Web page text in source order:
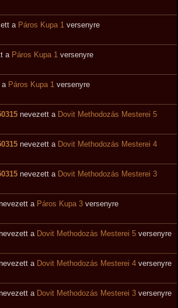
a Páros Kupa 1 versenyre
a Páros Kupa 1 versenyre
a Páros Kupa 1 versenyre
nevezett a Dovit Methodozás Mesterei 5
nevezett a Dovit Methodozás Mesterei 4
nevezett a Dovit Methodozás Mesterei 3
a Páros Kupa 3 versenyre
a Dovit Methodozás Mesterei 5 versenyre
a Dovit Methodozás Mesterei 4 versenyre
a Dovit Methodozás Mesterei 3 versenyre